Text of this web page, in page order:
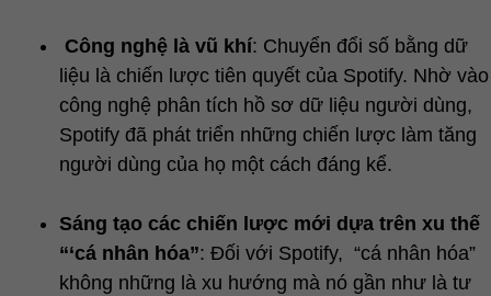
Công nghệ là vũ khí: Chuyển đổi số bằng dữ
liệu là chiến lược tiên quyết của Spotify. Nhờ vào
công nghệ phân tích hồ sơ dữ liệu người dùng,
Spotify đã phát triển những chiến lược làm tăng
người dùng của họ một cách đáng kể.
Sáng tạo các chiến lược mới dựa trên xu thế
“‘cá nhân hóa”: Đối với Spotify, “cá nhân hóa”
không những là xu hướng mà nó gần như là tư